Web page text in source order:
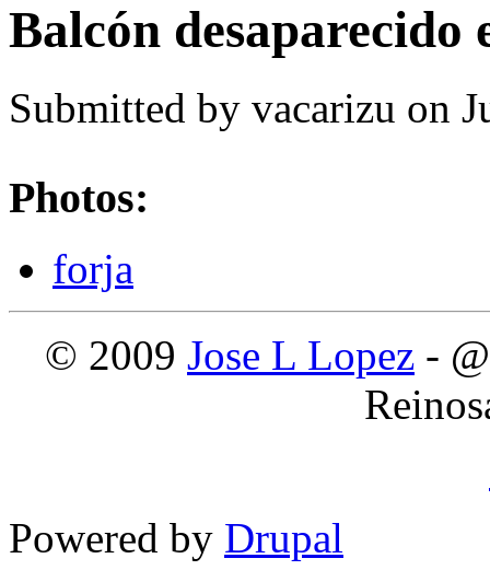
Balcón desaparecido
Submitted by vacarizu on
Photos:
forja
© 2009 Jose L Lopez -
Powered by Drupal